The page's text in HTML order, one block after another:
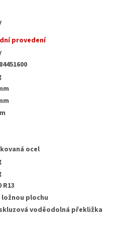
provedení
ocel
R13
ložnou plochu
voděodolná překližka